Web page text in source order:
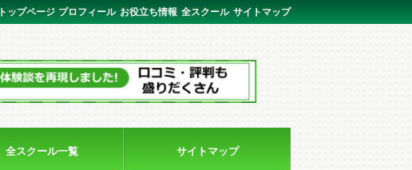
サイトマップ
全スクール
お役立ち情報
プロフィール
トップページ
全スクール一覧 サイトマップ